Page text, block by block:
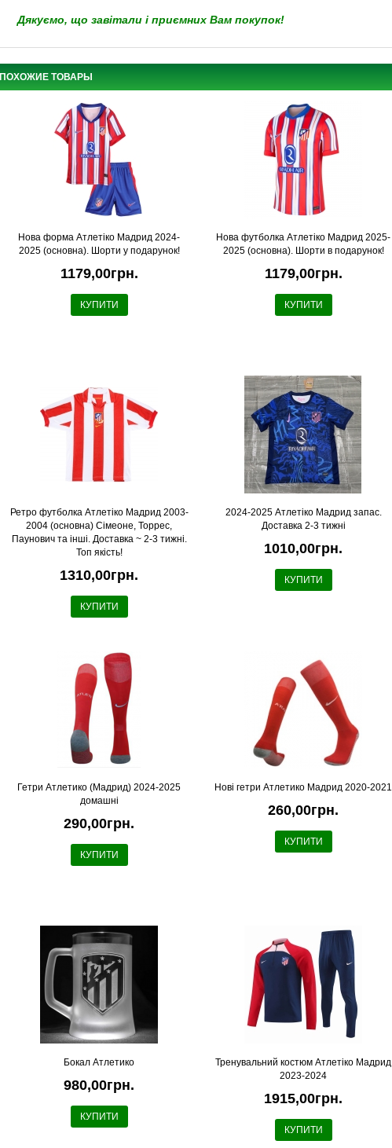
Дякуємо, що завітали і приємних Вам покупок!
ПОХОЖИЕ ТОВАРЫ
Нова форма Атлетіко Мадрид 2024-
2025 (основна). Шорти у подарунок!
1179,00грн.
КУПИТИ
Нова футболка Атлетіко Мадрид 2025-
2025 (основна). Шорти в подарунок!
1179,00грн.
КУПИТИ
Ретро футболка Атлетіко Мадрид 2003-
2004 (основна) Сімеоне, Торрес,
Паунович та інші. Доставка ~ 2-3 тижні.
Топ якість!
1310,00грн.
КУПИТИ
2024-2025 Атлетіко Мадрид запас.
Доставка 2-3 тижні
1010,00грн.
КУПИТИ
Гетри Атлетико (Мадрид) 2024-2025
домашні
290,00грн.
КУПИТИ
Новi гетри Атлетико Мадрид 2020-2021
260,00грн.
КУПИТИ
Бокал Атлетико
980,00грн.
КУПИТИ
Тренувальний костюм Атлетіко Мадрид
2023-2024
1915,00грн.
КУПИТИ